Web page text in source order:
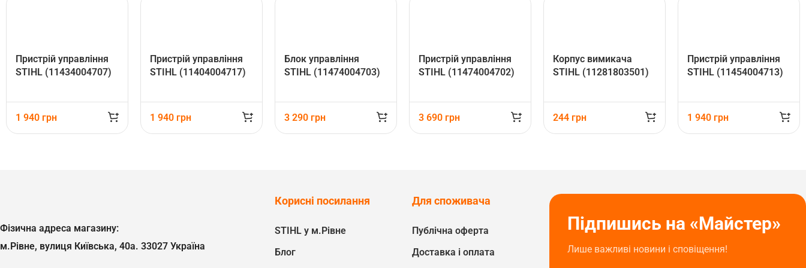
Пристрій управління
STIHL (11434004707)
1 940 грн
Пристрій управління
STIHL (11404004717)
1 940 грн
Блок управління
STIHL (11474004703)
3 290 грн
Пристрій управління
STIHL (11474004702)
3 690 грн
Корпус вимикача
STIHL (11281803501)
244 грн
Пристрій управління
STIHL (11454004713)
1 940 грн
Фізична адреса магазину:
м.Рівне, вулиця Київська, 40а. 33027 Україна
Корисні посилання
STIHL у м.Рівне
Блог
Для споживача
Публічна оферта
Доставка і оплата
Підпишись на «Майстер»
Лише важливі новини і сповіщення!